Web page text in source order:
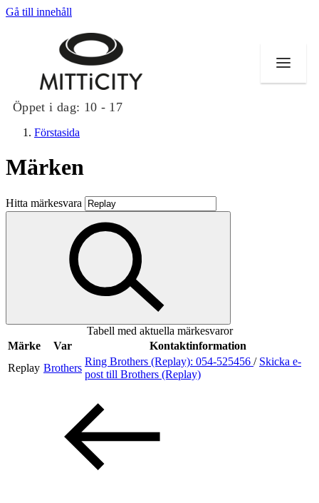
Gå till innehåll
Öppet i dag: 10 - 17
Butiker
Evenemang
Erbjudanden
Inspiration
Sök
Praktisk information
Lediga jobb
Förstasida
Märken
Hitta märkesvara
Tabell med aktuella märkesvaror
Märke
Var
Kontaktinformation
Replay Brothers
Ring Brothers (Replay): 054-525456 / Skicka e-
post till Brothers (Replay)